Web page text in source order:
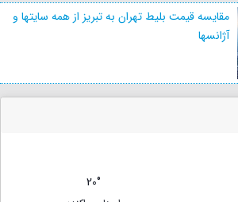
مقایسه قیمت بلیط تهران به تبریز از همه سایتها و
آژانسها
20°